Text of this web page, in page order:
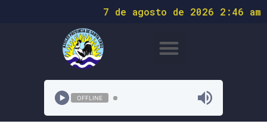
7 de agosto de 2026 2:46 am
OFFLINE